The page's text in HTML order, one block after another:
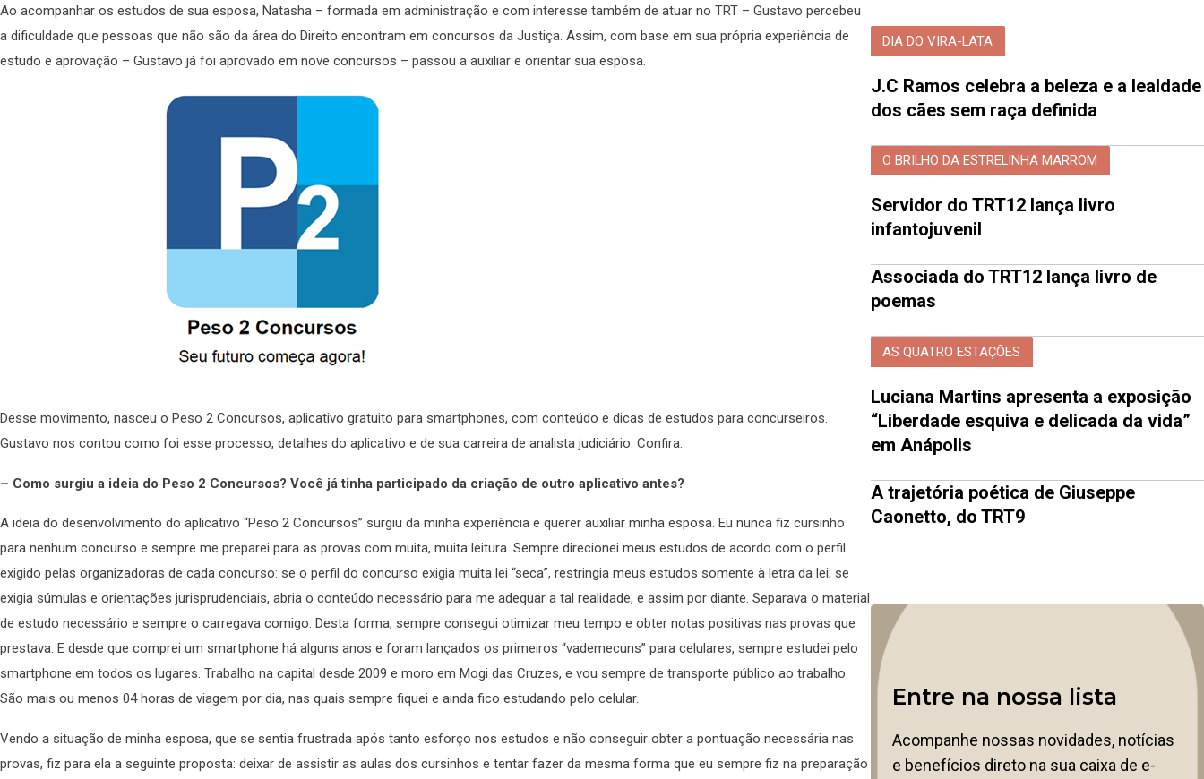
Ao acompanhar os estudos de sua esposa, Natasha – formada em administração e com interesse também de atuar no TRT – Gustavo percebeu
a dificuldade que pessoas que não são da área do Direito encontram em concursos da Justiça. Assim, com base em sua própria experiência de
estudo e aprovação – Gustavo já foi aprovado em nove concursos – passou a auxiliar e orientar sua esposa.
Desse movimento, nasceu o Peso 2 Concursos, aplicativo gratuito para smartphones, com conteúdo e dicas de estudos para concurseiros.
Gustavo nos contou como foi esse processo, detalhes do aplicativo e de sua carreira de analista judiciário. Confira:
– Como surgiu a ideia do Peso 2 Concursos? Você já tinha participado da criação de outro aplicativo antes?
A ideia do desenvolvimento do aplicativo “Peso 2 Concursos” surgiu da minha experiência e querer auxiliar minha esposa. Eu nunca fiz cursinho
para nenhum concurso e sempre me preparei para as provas com muita, muita leitura. Sempre direcionei meus estudos de acordo com o perfil
exigido pelas organizadoras de cada concurso: se o perfil do concurso exigia muita lei “seca”, restringia meus estudos somente à letra da lei; se
exigia súmulas e orientações jurisprudenciais, abria o conteúdo necessário para me adequar a tal realidade; e assim por diante. Separava o material
de estudo necessário e sempre o carregava comigo. Desta forma, sempre consegui otimizar meu tempo e obter notas positivas nas provas que
prestava. E desde que comprei um smartphone há alguns anos e foram lançados os primeiros “vademecuns” para celulares, sempre estudei pelo
smartphone em todos os lugares. Trabalho na capital desde 2009 e moro em Mogi das Cruzes, e vou sempre de transporte público ao trabalho.
São mais ou menos 04 horas de viagem por dia, nas quais sempre fiquei e ainda fico estudando pelo celular.
Vendo a situação de minha esposa, que se sentia frustrada após tanto esforço nos estudos e não conseguir obter a pontuação necessária nas
provas, fiz para ela a seguinte proposta: deixar de assistir as aulas dos cursinhos e tentar fazer da mesma forma que eu sempre fiz na preparação
DIA DO VIRA-LATA
J.C Ramos celebra a beleza e a lealdade
dos cães sem raça definida
O BRILHO DA ESTRELINHA MARROM
Servidor do TRT12 lança livro
infantojuvenil
Associada do TRT12 lança livro de
poemas
AS QUATRO ESTAÇÕES
Luciana Martins apresenta a exposição
“Liberdade esquiva e delicada da vida”
em Anápolis
A trajetória poética de Giuseppe
Caonetto, do TRT9
Entre na nossa lista
Acompanhe nossas novidades, notícias
e benefícios direto na sua caixa de e-